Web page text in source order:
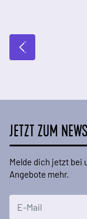
JETZT ZUM
Melde dich jetzt bei
Angebote mehr.